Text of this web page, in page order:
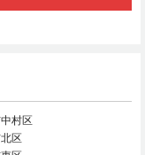
村区
区